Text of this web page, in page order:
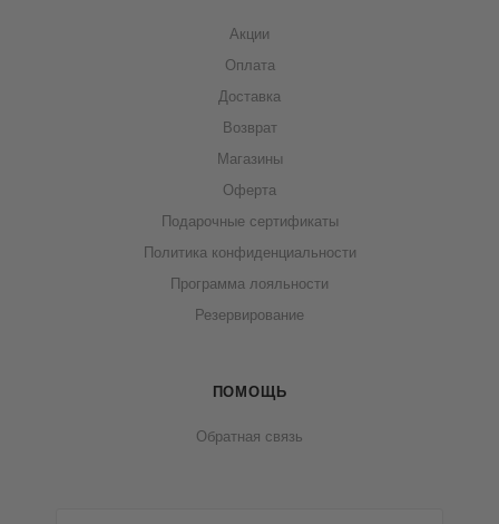
Акции
Оплата
Доставка
Возврат
Магазины
Оферта
Подарочные сертификаты
Политика конфиденциальности
Программа лояльности
Резервирование
ПОМОЩЬ
Обратная связь